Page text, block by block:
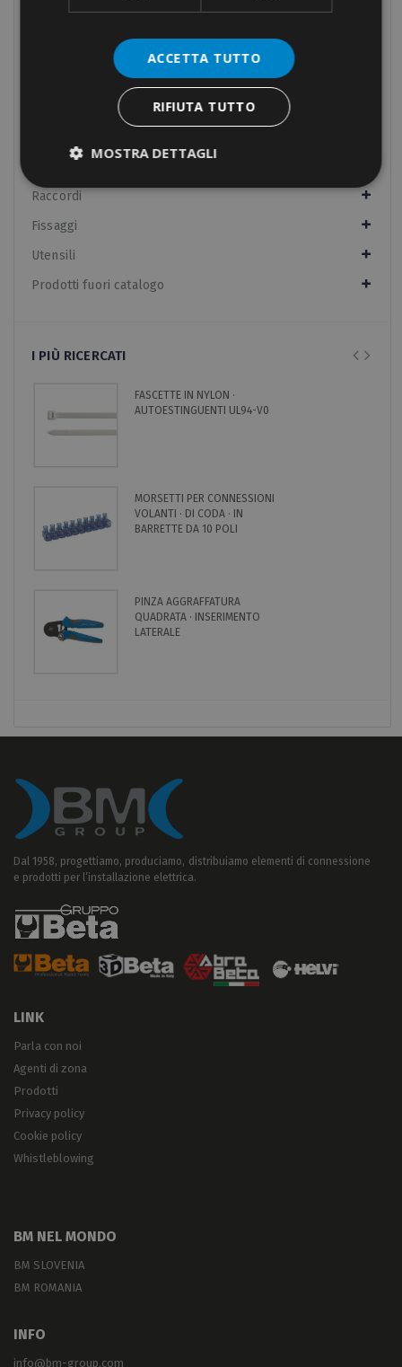
Aggraffatrici pneumatiche
Raccordi
Fissaggi
Utensili
Prodotti fuori catalogo
I PIÙ RICERCATI
FASCETTE IN NYLON ·
AUTOESTINGUENTI UL94-V0
MORSETTI PER CONNESSIONI
VOLANTI · DI CODA · IN
BARRETTE DA 10 POLI
PINZA AGGRAFFATURA
QUADRATA · INSERIMENTO
LATERALE
Dal 1958, progettiamo, produciamo, distribuiamo elementi di connessione
e prodotti per l’installazione elettrica.
LINK
Parla con noi
Agenti di zona
Prodotti
Privacy policy
Cookie policy
Whistleblowing
BM NEL MONDO
BM SLOVENIA
BM ROMANIA
INFO
info@bm-group.com
ACCETTA TUTTO
RIFIUTA TUTTO
MOSTRA DETTAGLI